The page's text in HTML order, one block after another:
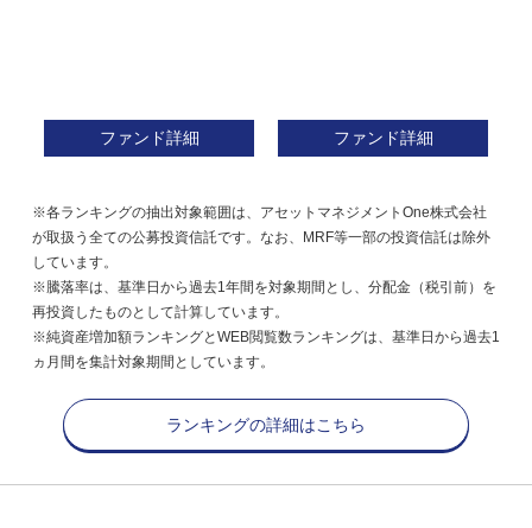
ファンド詳細 ファンド詳細
※各ランキングの抽出対象範囲は、アセットマネジメントOne株式会社
が取扱う全ての公募投資信託です。なお、MRF等一部の投資信託は除外
しています。
※騰落率は、基準日から過去1年間を対象期間とし、分配金（税引前）を
再投資したものとして計算しています。
※純資産増加額ランキングとWEB閲覧数ランキングは、基準日から過去1
ヵ月間を集計対象期間としています。
ランキングの詳細はこちら